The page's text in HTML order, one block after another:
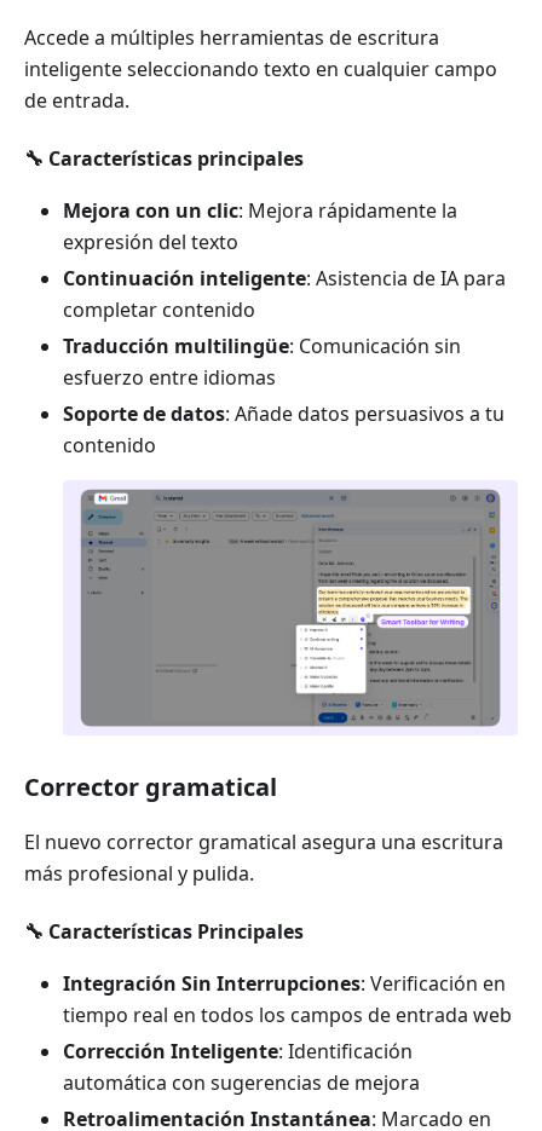
Accede a múltiples herramientas de escritura
inteligente seleccionando texto en cualquier campo
de entrada.
🔧 Características principales
Mejora con un clic: Mejora rápidamente la
expresión del texto
Continuación inteligente: Asistencia de IA para
completar contenido
Traducción multilingüe: Comunicación sin
esfuerzo entre idiomas
Soporte de datos: Añade datos persuasivos a tu
contenido
Corrector gramatical
El nuevo corrector gramatical asegura una escritura
más profesional y pulida.
🔧 Características Principales
Integración Sin Interrupciones: Verificación en
tiempo real en todos los campos de entrada web
Corrección Inteligente: Identificación
automática con sugerencias de mejora
Retroalimentación Instantánea: Marcado en